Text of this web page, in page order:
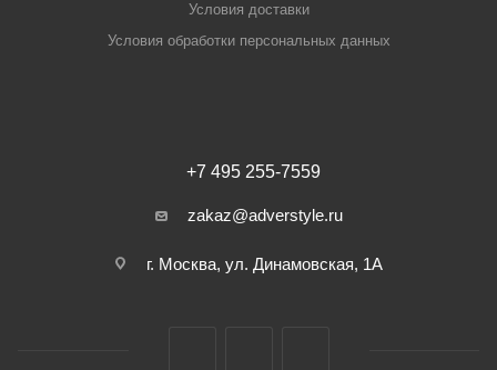
Условия доставки
Условия обработки персональных данных
+7 495 255-7559
zakaz@adverstyle.ru
г. Москва, ул. Динамовская, 1А